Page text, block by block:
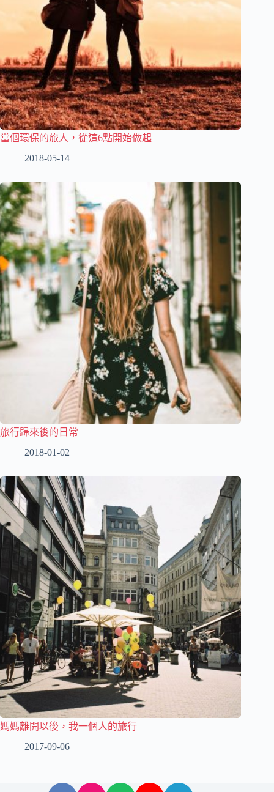
當個環保的旅人，從這6點開始做起
2018-05-14
旅行歸來後的日常
2018-01-02
媽媽離開以後，我一個人的旅行
2017-09-06